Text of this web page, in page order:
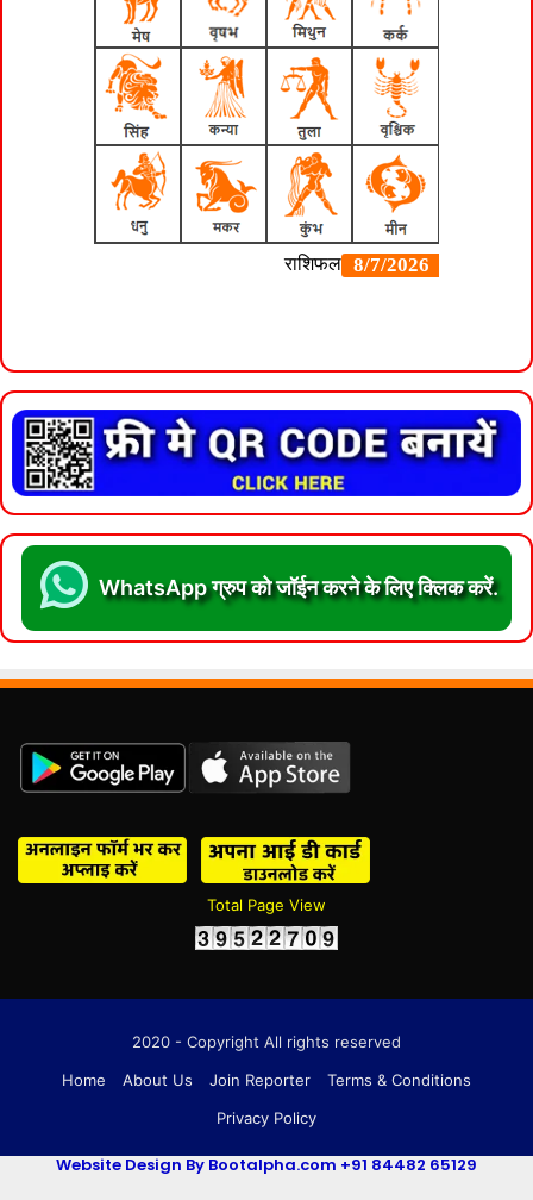
WhatsApp ग्रुप को जॉईन करने के लिए क्लिक करें.
Total Page View
2020 - Copyright All rights reserved
Home
About Us Join Reporter
Terms & Conditions
Privacy Policy
Website Design By Bootalpha.com +91 84482 65129